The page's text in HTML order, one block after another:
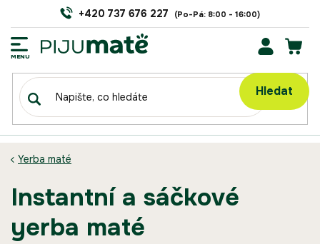
Hledat
+420 737 676 227
Yerba maté
instantní a sáčkové
yerba maté